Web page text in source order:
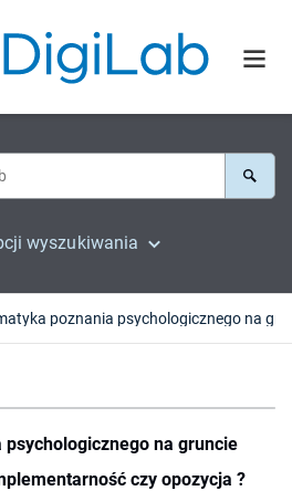
wyszukiwania
na gruncie
czy opozycja ?